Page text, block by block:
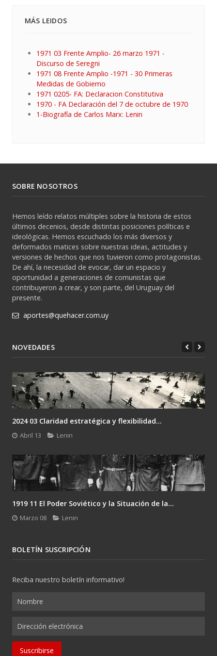
MÁS LEIDOS
1971 03 Frente Amplio- 26 marzo 1971 -
Discurso de Seregni
1971 08 Frente Amplio -1971 - 30 Primeras
Medidas de Gobierno
1971 0205- FA: Declaracion Constitutiva
1970 - FA Declaración del 7 de octubre de 1970
1-Biografía de Carlos Marx: Lenin
SOBRE NOSOTROS
Hemos leído relatos múltiples sobre la historia de estos
últimos decenios, desde distintas posiciones políticas e
ideológicas. Hemos escuchado los más diversos y
deformados matices sobre nuestras ideas, actitudes y
versiones de hechos que nos tuvieron como protagonistas.
De ahí, la necesidad de evocar, dar un espacio y
oportunidad a generaciones de comunistas que
contribuyeron a crear, y son parte, del Uruguay del
presente.
aportes@quehacer.com.uy
NOVEDADES
2024 03 Claridad estratégica y flexibilidad...
Abril 13 Lenin
1919 11 El Poder Soviético y la Situación de la...
Marzo 08 Lenin
BOLETÍN SUSCRIPCIÓN
Reciba nuestro boletín informativo!